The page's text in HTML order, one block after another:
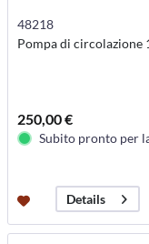
48218
Pompa di circolazione
250,00 €
Subito pronto per
Details